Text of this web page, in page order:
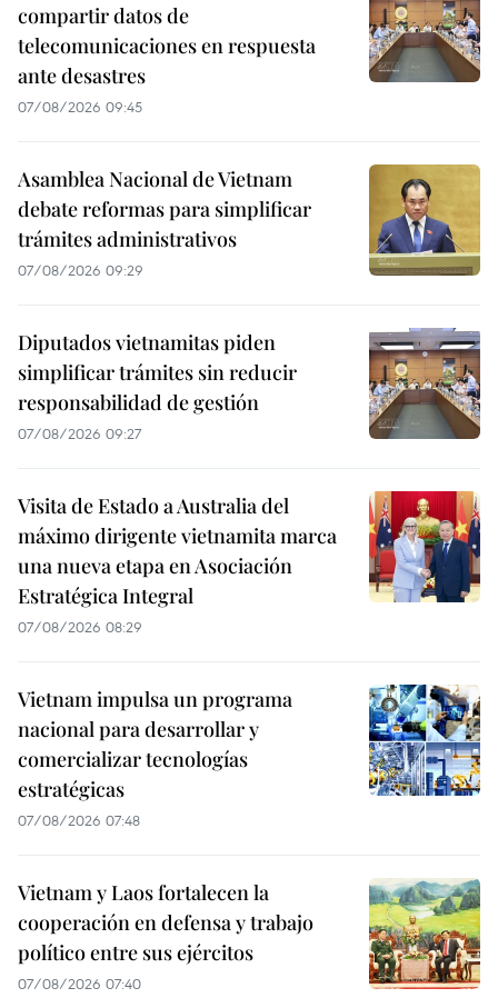
compartir datos de
telecomunicaciones en respuesta
ante desastres
07/08/2026 09:45
Asamblea Nacional de Vietnam
debate reformas para simplificar
trámites administrativos
07/08/2026 09:29
Diputados vietnamitas piden
simplificar trámites sin reducir
responsabilidad de gestión
07/08/2026 09:27
Visita de Estado a Australia del
máximo dirigente vietnamita marca
una nueva etapa en Asociación
Estratégica Integral
07/08/2026 08:29
Vietnam impulsa un programa
nacional para desarrollar y
comercializar tecnologías
estratégicas
07/08/2026 07:48
Vietnam y Laos fortalecen la
cooperación en defensa y trabajo
político entre sus ejércitos
07/08/2026 07:40